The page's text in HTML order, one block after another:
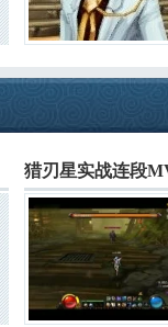
猎刃星实战连段